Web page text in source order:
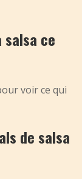
salsa ce
voir ce qui
de salsa